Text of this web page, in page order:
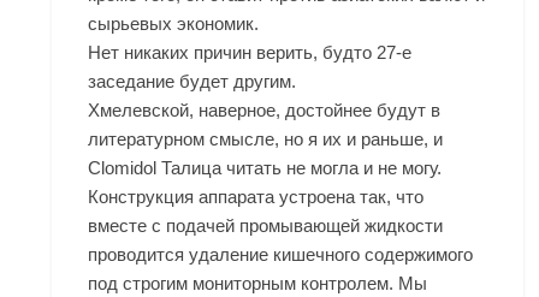
сырьевых экономик.
Нет никаких причин верить, будто 27-е
заседание будет другим.
Хмелевской, наверное, достойнее будут в
литературном смысле, но я их и раньше, и
Clomidol Талица читать не могла и не могу.
Конструкция аппарата устроена так, что
вместе с подачей промывающей жидкости
проводится удаление кишечного содержимого
под строгим мониторным контролем. Мы